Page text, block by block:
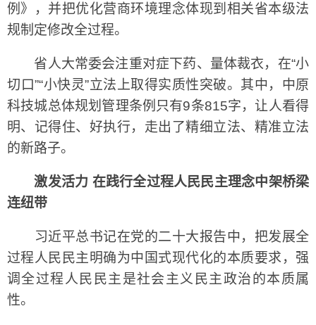
例》，并把优化营商环境理念体现到相关省本级法
规制定修改全过程。
省人大常委会注重对症下药、量体裁衣，在“小
切口”“小快灵”立法上取得实质性突破。其中，中原
科技城总体规划管理条例只有9条815字，让人看得
明、记得住、好执行，走出了精细立法、精准立法
的新路子。
激发活力 在践行全过程人民民主理念中架桥梁
连纽带
习近平总书记在党的二十大报告中，把发展全
过程人民民主明确为中国式现代化的本质要求，强
调全过程人民民主是社会主义民主政治的本质属
性。